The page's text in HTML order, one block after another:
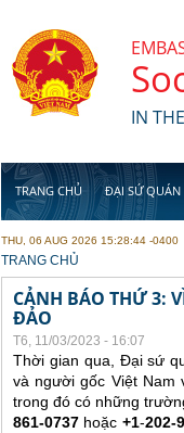
IN
TRANG CHỦ ĐẠI SỨ QUÁN
THU, 06 AUG 2026 15:28:44 -0400
YOU ARE HERE
TRANG CHỦ
CẢNH BÁO THỨ 3:
ĐẢO
T6, 11/03/2023 - 16:07
Thời gian qua, Đại sứ
và người gốc Việt Nam
trong đó có những
861-0737 hoặc +1-202-